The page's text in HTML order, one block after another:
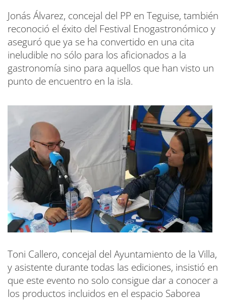
Jonás Álvarez, concejal del PP en Teguise, también
reconoció el éxito del Festival Enogastronómico y
aseguró que ya se ha convertido en una cita
ineludible no sólo para los aficionados a la
gastronomía sino para aquellos que han visto un
punto de encuentro en la isla.
Toni Callero, concejal del Ayuntamiento de la Villa,
y asistente durante todas las ediciones, insistió en
que este evento no solo consigue dar a conocer a
los productos incluidos en el espacio Saborea